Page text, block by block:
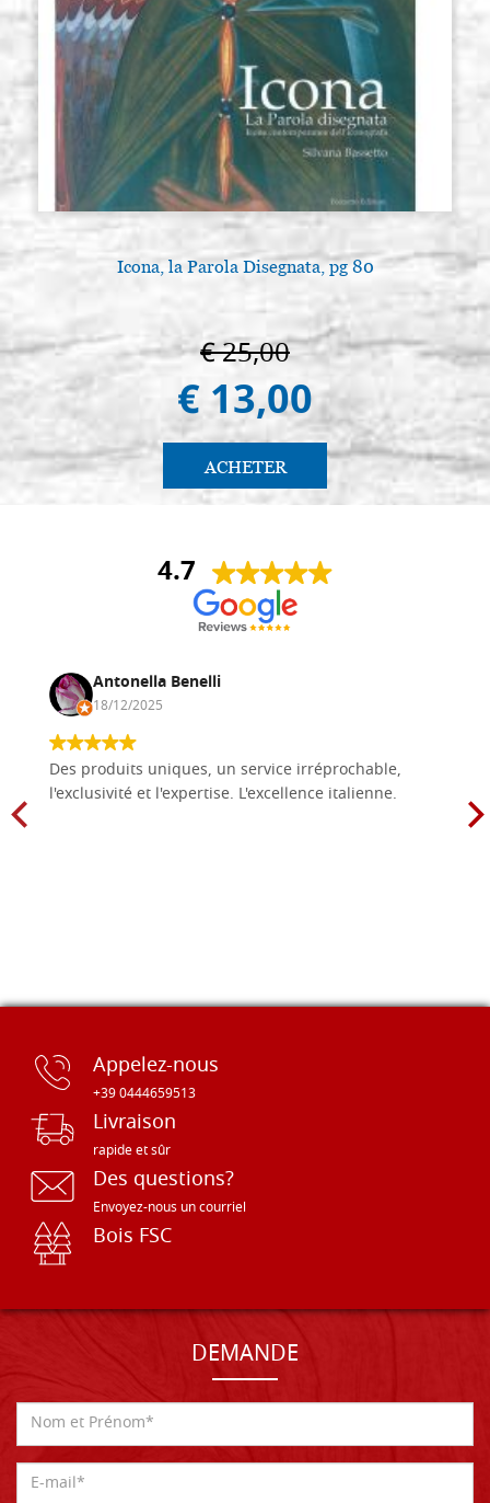
Icona, la Parola Disegnata, pg 80
€ 25,00
€ 13,00
ACHETER
4.7
Antonella Benelli
18/12/2025
Des produits uniques, un service irréprochable,
l'exclusivité et l'expertise. L'excellence italienne.
Appelez-nous
+39 0444659513
Livraison
rapide et sûr
Des questions?
Envoyez-nous un courriel
Bois FSC
DEMANDE